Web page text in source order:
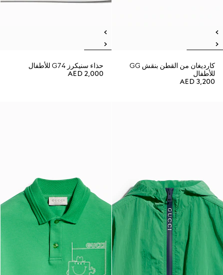
كارديغان من القطن بنقش GG
للأطفال
AED 3,200
حذاء سنيكرز G74 للأطفال
AED 2,000